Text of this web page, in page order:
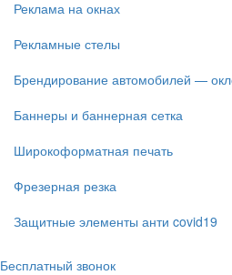
Реклама на окнах
Рекламные стелы
Брендирование автомобилей —
Баннеры и баннерная сетка
Широкоформатная печать
Фрезерная резка
Защитные элементы анти covid19
Бесплатный звонок